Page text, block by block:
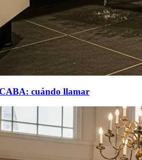
cuándo llamar